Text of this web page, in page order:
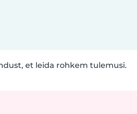
et leida rohkem tulemusi.